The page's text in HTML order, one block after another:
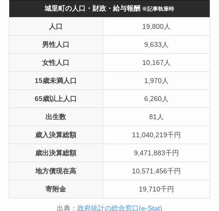
城里町の人口・財政・給与報酬 ※記事執筆時
人口 19,800人
男性人口 9,633人
女性人口 10,167人
15歳未満人口 1,970人
65歳以上人口 6,260人
出生数 81人
歳入決算総額 11,040,219千円
歳出決算総額 9,471,883千円
地方債現在高 10,571,456千円
寄附金 19,710千円
出典： 政府統計の総合窓口(e-Stat)